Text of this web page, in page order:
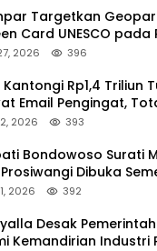
Targetkan
Card UNESCO
2026 396
Kantongi Rp1,4 Triliun
Email Pengingat,
Triliun
2026 393
Bondowoso Surati
Dibuka
2026 392
Desak Pemerintah
Kemandirian Industri